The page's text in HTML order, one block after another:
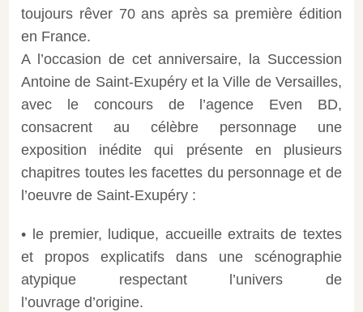
toujours rêver 70 ans après sa première édition
en France.
A l’occasion de cet anniversaire, la Succession
Antoine de Saint-Exupéry et la Ville de Versailles,
avec le concours de l’agence Even BD,
consacrent au célèbre personnage une
exposition inédite qui présente en plusieurs
chapitres toutes les facettes du personnage et de
l’oeuvre de Saint-Exupéry :
• le premier, ludique, accueille extraits de textes
et propos explicatifs dans une scénographie
atypique respectant l’univers de
l’ouvrage d’origine.